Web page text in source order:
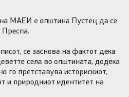
МАЕИ е општина Пустец да се
се заснова на фактот дека
села во општината, додека
го претставува историскиот,
и природниот идентитет на